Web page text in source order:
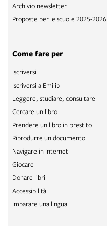
Archivio newsletter
Proposte per le scuole 2025-2026
Come fare per
Iscriversi
Iscriversi a Emilib
Leggere, studiare, consultare
Cercare un libro
Prendere un libro in prestito
Riprodurre un documento
Navigare in Internet
Giocare
Donare libri
Accessibilità
Imparare una lingua